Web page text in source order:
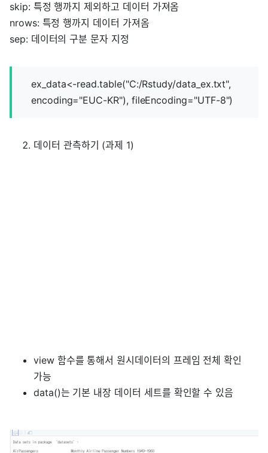
skip: 특정 행까지 제외하고 데이터 가져옴
nrows: 특정 행까지 데이터 가져옴
sep: 데이터의 구분 문자 지정
ex_data<-read.table("C:/Rstudy/data_ex.txt",
encoding="EUC-KR"), fileEncoding="UTF-8")
데이터 관측하기 (과제 1)
view 함수를 통해서 원시데이터의 프레임 전체 확인
가능
data()는 기본 내장 데이터 세트를 확인할 수 있음